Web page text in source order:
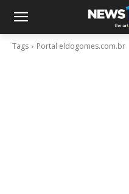
Tags Portal eldogomes.com.br